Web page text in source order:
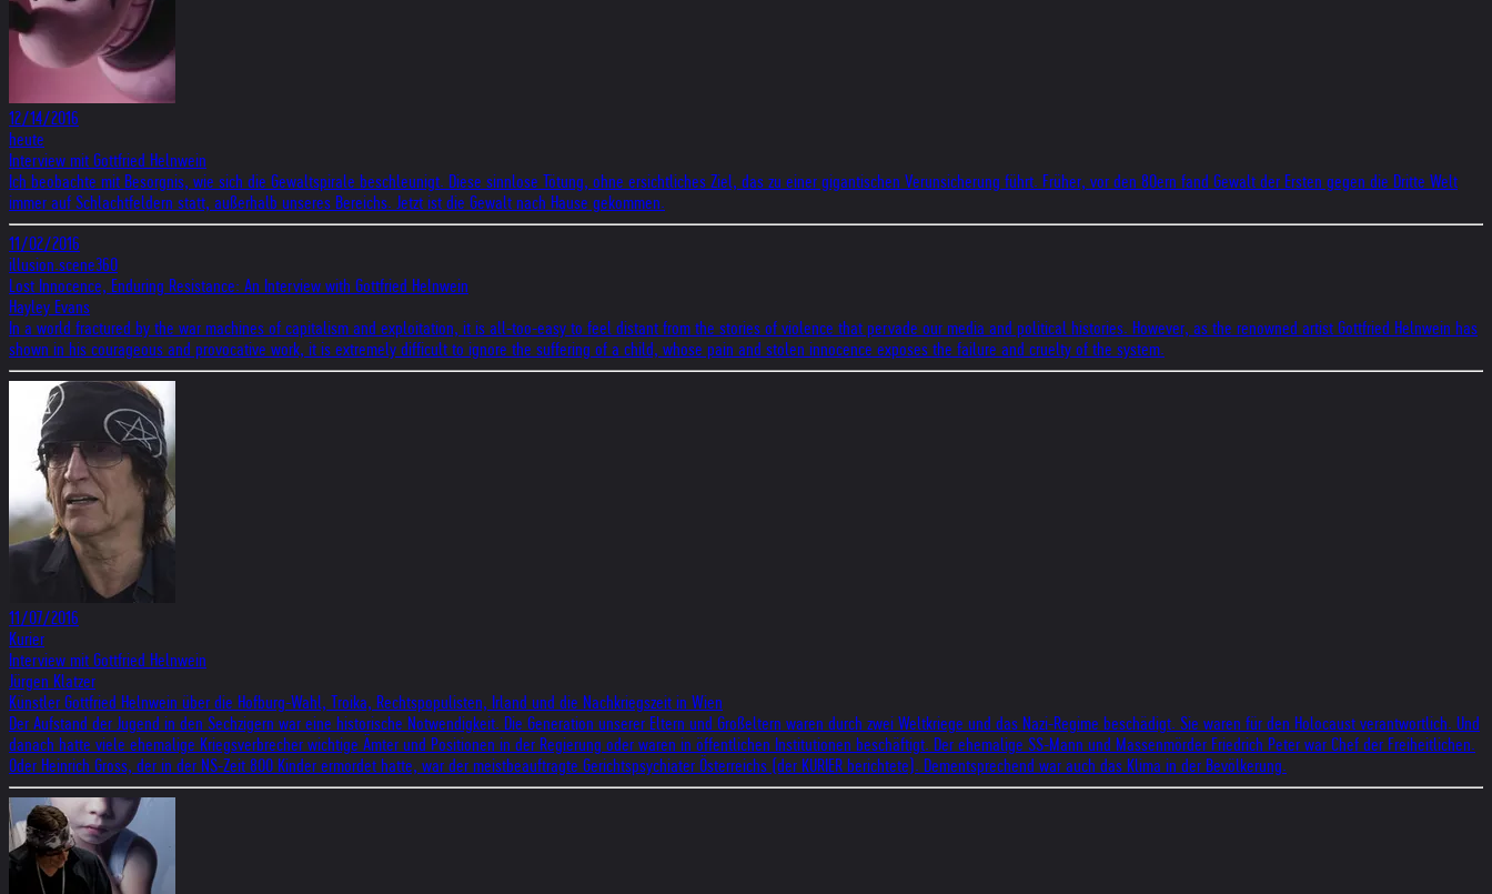
12/14/2016
heute
Interview mit Gottfried Helnwein
Ich beobachte mit Besorgnis, wie sich die Gewaltspirale beschleunigt. Diese sinnlose Tötung, ohne ersichtliches Ziel, das zu einer gigantischen Verunsicherung führt. Früher, vor den 80ern fand Gewalt der Ersten gegen die Dritte Welt
immer auf Schlachtfeldern statt, außerhalb unseres Bereichs. Jetzt ist die Gewalt nach Hause gekommen.
11/02/2016
illusion.scene360
Lost Innocence, Enduring Resistance: An Interview with Gottfried Helnwein
Hayley Evans
In a world fractured by the war machines of capitalism and exploitation, it is all-too-easy to feel distant from the stories of violence that pervade our media and political histories. However, as the renowned artist Gottfried Helnwein has
shown in his courageous and provocative work, it is extremely difficult to ignore the suffering of a child, whose pain and stolen innocence exposes the failure and cruelty of the system.
11/07/2016
Kurier
Interview mit Gottfried Helnwein
Jürgen Klatzer
Künstler Gottfried Helnwein über die Hofburg-Wahl, Troika, Rechtspopulisten, Irland und die Nachkriegszeit in Wien
Der Aufstand der Jugend in den Sechzigern war eine historische Notwendigkeit. Die Generation unserer Eltern und Großeltern waren durch zwei Weltkriege und das Nazi-Regime beschädigt. Sie waren für den Holocaust verantwortlich. Und
danach hatte viele ehemalige Kriegsverbrecher wichtige Ämter und Positionen in der Regierung oder waren in öffentlichen Institutionen beschäftigt. Der ehemalige SS-Mann und Massenmörder Friedrich Peter war Chef der Freiheitlichen.
Oder Heinrich Gross, der in der NS-Zeit 800 Kinder ermordet hatte, war der meistbeauftragte Gerichtspsychiater Österreichs (der KURIER berichtete). Dementsprechend war auch das Klima in der Bevölkerung.